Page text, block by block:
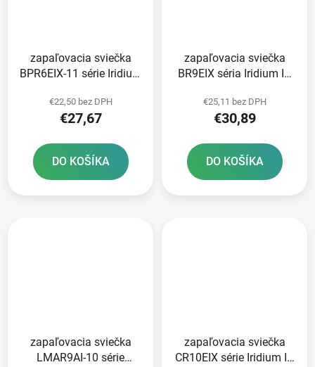
zapaľovacia sviečka
BPR6EIX-11 série Iridium
€22,50 bez DPH
€27,67
DO KOŠÍKA
zapaľovacia sviečka
BR9EIX séria Iridium IX
€25,11 bez DPH
€30,89
DO KOŠÍKA
zapaľovacia sviečka
LMAR9AI-10 série
zapaľovacia sviečka
CR10EIX série Iridium IX